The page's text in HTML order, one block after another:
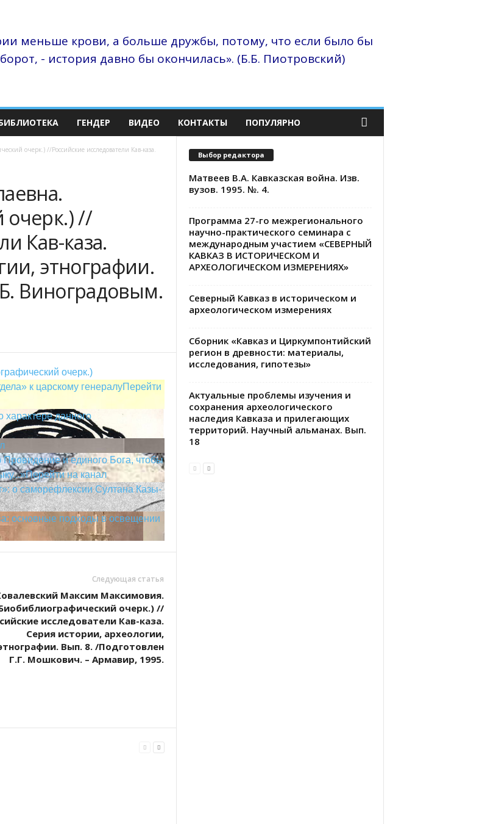
меньше крови, а больше дружбы, потому, что если было бы
- история давно бы окончилась». (Б.Б. Пиотровский)
ГЕНДЕР ВИДЕО КОНТАКТЫ ПОПУЛЯРНО
очерк.) //Российские исследователи Кав-каза.
очерк.) //
Кав-каза.
этнографии.
Виноградовым.
очерк.)
к царскому генералуПерейти
характере данного
и единого Бога, чтобы
Перейти на канал
о саморефлексии Султана Казы-
основные подходы в освещении
Следующая статья
Максим Максимовия.
очерк.) //
исследователи Кав-каза.
Серия истории, археологии,
Вып. 8. /Подготовлен
Г.Г. Мошкович. – Армавир, 1995.
Выбор редактора
Матвеев В.А. Кавказская война. Изв.
вузов. 1995. №. 4.
Программа 27-го межрегионального
научно-практического семинара с
международным участием «СЕВЕРНЫЙ
КАВКАЗ В ИСТОРИЧЕСКОМ И
АРХЕОЛОГИЧЕСКОМ ИЗМЕРЕНИЯХ»
Северный Кавказ в историческом и
археологическом измерениях
Сборник «Кавказ и Циркумпонтийский
регион в древности: материалы,
исследования, гипотезы»
Актуальные проблемы изучения и
сохранения археологического
наследия Кавказа и прилегающих
территорий. Научный альманах. Вып.
18